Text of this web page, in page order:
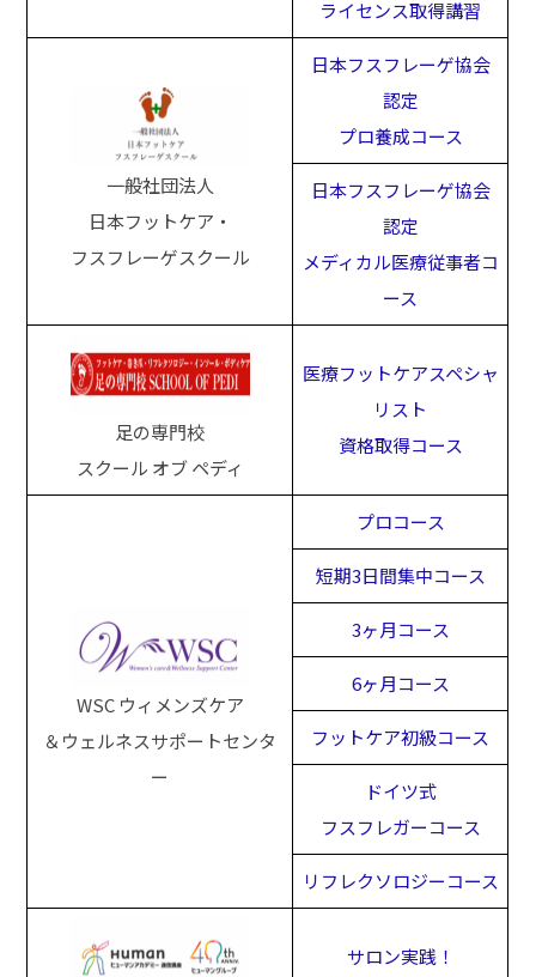
ライセンス取得講習
一般社団法人
日本フットケア・
フスフレーゲスクール
日本フスフレーゲ協会
認定
プロ養成コース
日本フスフレーゲ協会
認定
メディカル医療従事者コ
ース
足の専門校
スクール オブ ペディ
医療フットケアスペシャ
リスト
資格取得コース
WSC ウィメンズケア
＆ウェルネスサポートセンタ
ー
プロコース
短期3日間集中コース
3ヶ月コース
6ヶ月コース
フットケア初級コース
ドイツ式
フスフレガーコース
リフレクソロジーコース
サロン実践！